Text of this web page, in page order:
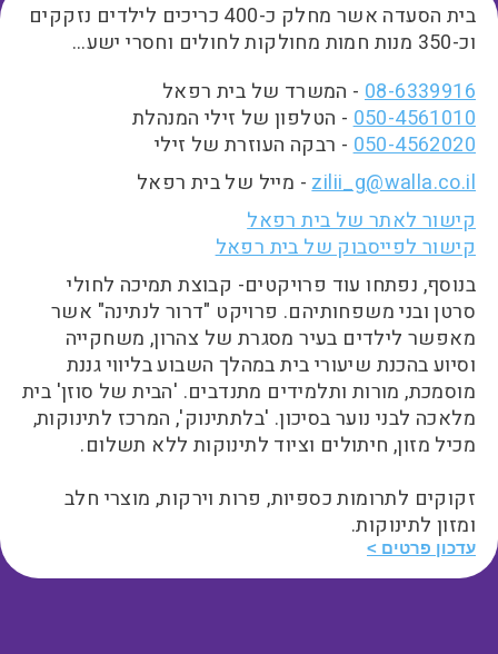
בית הסעדה אשר מחלק כ-400 כריכים לילדים נזקקים
וכ-350 מנות חמות מחולקות לחולים וחסרי ישע…
08-6339916 - המשרד של בית רפאל
050-4561010 - הטלפון של זילי המנהלת
050-4562020 - רבקה העוזרת של זילי
zilii_g@walla.co.il- מייל של בית רפאל
קישור לאתר של בית רפאל
קישור לפייסבוק של בית רפאל
בנוסף, נפתחו עוד פרויקטים- קבוצת תמיכה לחולי
סרטן ובני משפחותיהם. פרויקט "דרור לנתינה" אשר
מאפשר לילדים בעיר מסגרת של צהרון, משחקייה
וסיוע בהכנת שיעורי בית במהלך השבוע בליווי גננת
מוסמכת, מורות ותלמידים מתנדבים. 'הבית של סוזן' בית
מלאכה לבני נוער בסיכון. 'בלתתינוק', המרכז לתינוקות,
מכיל מזון, חיתולים וציוד לתינוקות ללא תשלום.
זקוקים לתרומות כספיות, פרות וירקות, מוצרי חלב
ומזון לתינוקות.
עדכון פרטים